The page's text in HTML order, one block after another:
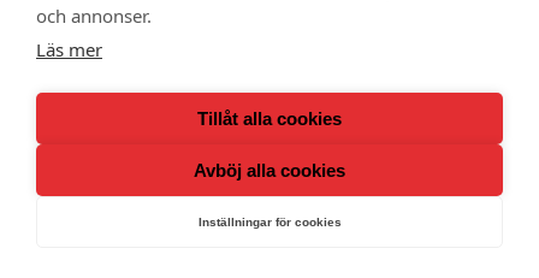
Lokalavdelningar
och annonser.
Läs mer
Tillåt alla cookies
Avböj alla cookies
Inställningar för cookies